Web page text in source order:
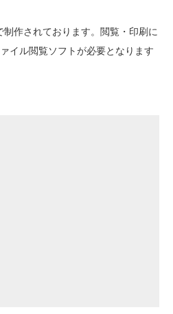
作されております。閲覧・印刷に
イル閲覧ソフトが必要となります